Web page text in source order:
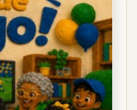
- (185
votos)